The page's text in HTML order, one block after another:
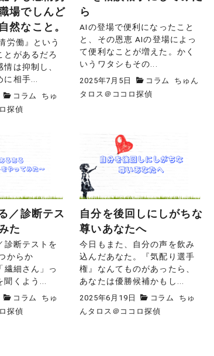
場でしんど
然なこと。
労働』という
とがあるだろ
は抑制し、
相手...
コラム
ちゅ
探偵
ら
AIの登場で便利になったこと
と、その恩恵 AIの登場によっ
て便利なことが増えた。かく
いうワタシもその...
2025年7月5日 コラム
ちゅん
タロス＠ココロ探偵
／診断テス
た
診断テストを
からか
繊細さん」っ
くよう...
コラム
ちゅ
探偵
自分を後回しにしがちな
尊いあなたへ
今日もまた、自分の声を飲み
込んだあなた。『気配り選手
権』なんてものがあったら、
あなたは優勝候補かもし...
2025年6月19日 コラム
ちゅ
んタロス＠ココロ探偵